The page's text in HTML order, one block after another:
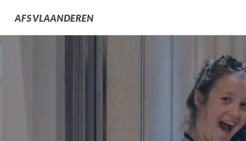
AFSVLAANDEREN